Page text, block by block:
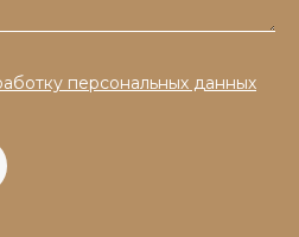
персональных данных